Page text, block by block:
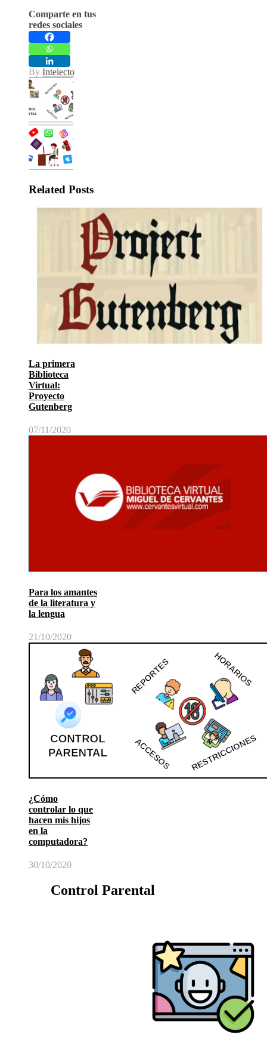
Comparte en tus
redes sociales
By Intelecto
Related Posts
La primera
Biblioteca
Virtual:
Proyecto
Gutenberg
07/11/2020
Para los amantes
de la literatura y
la lengua
21/10/2020
¿Cómo
controlar lo que
hacen mis hijos
en la
computadora?
30/10/2020
Control Parental